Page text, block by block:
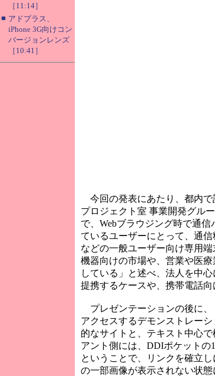
［11:14］
■ アドプラス、
iPhone 3G向けコン
バージョンレンズ
［10:41］
今回の発表にあたり、都内で
プロジェクト室 事業開発グル
で、Webブラウジング時で通
ているユーザーにとって、通
などの一般ユーザー向け専用
機器向けの市場や、営業や医
している」と述べ、法人を中
提携するケースや、携帯電話
プレゼンテーションの後に、
アクセスするデモンストレー
的なサイトと、テキスト中心
アント側には、DDIポケットの
ということで、リンクを確立
の一部画像が表示されない状